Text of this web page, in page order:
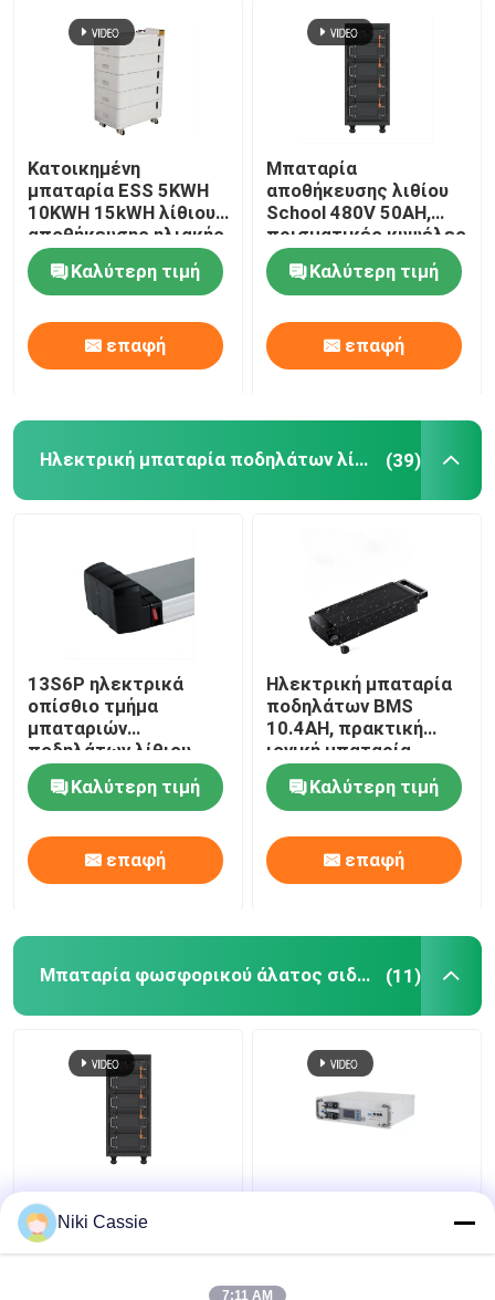
Κατοικημένη
μπαταρία ESS 5KWH
10KWH 15kWH λίθιου
αποθήκευσης ηλιακής
ενέργειας
Καλύτερη τιμή
επαφή
Μπαταρία
αποθήκευσης λιθίου
School 480V 50AH,
πρισματικές κυψέλες
ιόντων λιθίου
BluetoothΚαλύτερη τιμή
επαφή
Ηλεκτρική μπαταρία ποδηλάτων λίθιου (39)
13S6P ηλεκτρικά
οπίσθιο τμήμα
μπαταριών
ποδηλάτων λίθιου
ABS PC και πλαίσιο
36V ουρών
Καλύτερη τιμή
επαφή
Ηλεκτρική μπαταρία
ποδηλάτων BMS
10.4AH, πρακτική
ιονική μπαταρία
λίθιου για Ebike
Καλύτερη τιμή
επαφή
Μπαταρία φωσφορικού άλατος σιδήρου λίθιου (11)
IP40 μπαταρία
φωσφορικού άλατος
σιδήρου λίθιου
Niki Cassie
7:11 AM